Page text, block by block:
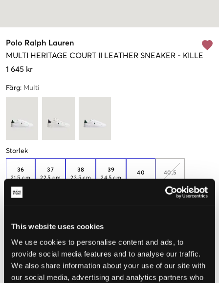
This website uses cookies
We use cookies to personalise content and ads, to
provide social media features and to analyse our traffic.
We also share information about your use of our site with
our social media, advertising and analytics partners who
Polo Ralph Lauren
MULTI
HERITAGE COURT II LEATHER SNEAKER - KILLE
1 645 kr
Färg: Multi
Storlek
36
21,5 cm
37
22,5 cm
38
23,5 cm
39
24,5 cm
40 40,5
Mät foten för att välja rätt storlek
Upplevd storlek
Liten Perfekt Stor